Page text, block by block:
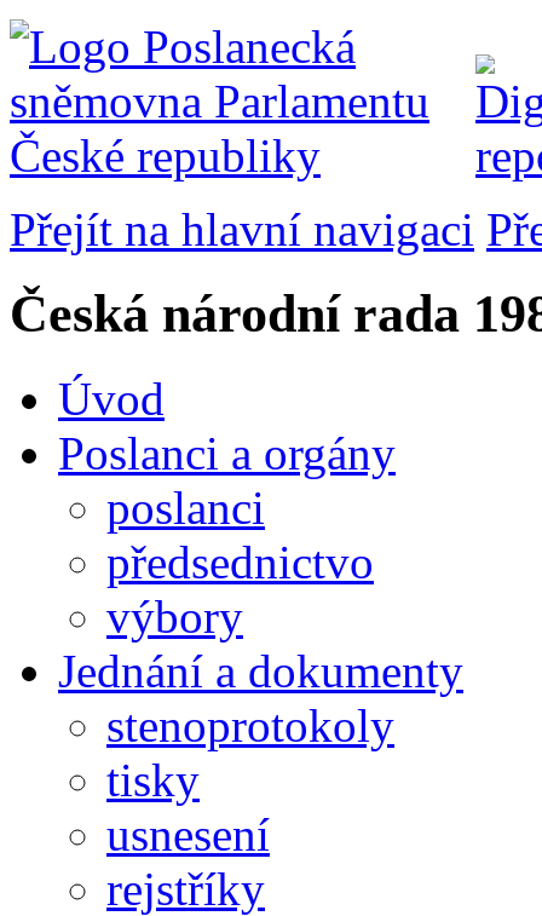
Přejít na hlavní navigaci
Česká národní rada
Úvod
Poslanci a orgány
poslanci
předsednictvo
výbory
Jednání a dokumenty
stenoprotokoly
tisky
usnesení
rejstříky